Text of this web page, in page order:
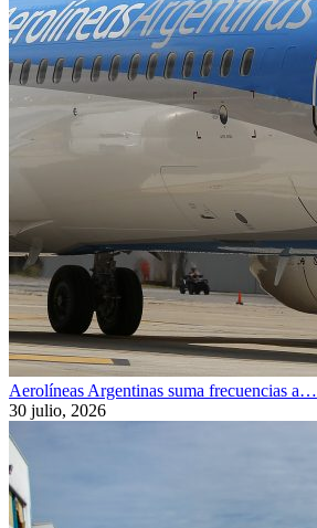
Aerolíneas Argentinas suma frecuencias a…
30 julio, 2026